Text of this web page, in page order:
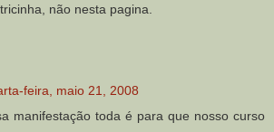
não nesta pagina.
feira, maio 21, 2008
manifestação toda é para que nosso curso